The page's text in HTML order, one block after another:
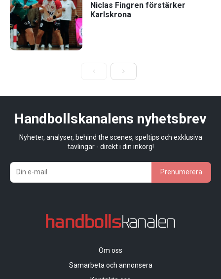
Niclas Fingren förstärker
Karlskrona
Handbollskanalens nyhetsbrev
Nyheter, analyser, behind the scenes, speltips och exklusiva
tävlingar - direkt i din inkorg!
Prenumerera
Om oss
Samarbeta och annonsera